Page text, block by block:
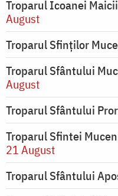
Troparul Icoanei
August
Troparul Sfinţilor
Troparul Sfântului
August
Troparul Sfântului
Troparul Sfintei
21 August
Troparul Sfântului